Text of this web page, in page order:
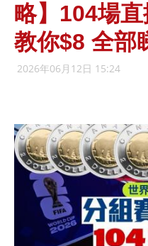
略】104場
教你$8 全部
2026年06月12日 15:24